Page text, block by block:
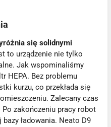
się solidnymi
to urządzenie nie tylko
Jak wspominaliśmy
HEPA. Bez problemu
kurzu, co przekłada się
Zalecany czas
zakończeniu pracy robot
ładowania. Neato D9